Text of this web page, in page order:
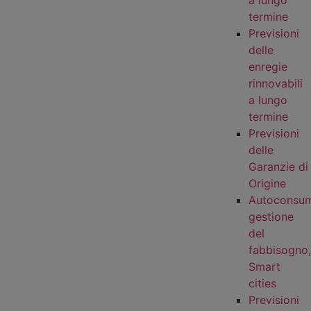
termine
Previsioni
delle
enregie
rinnovabili
a lungo
termine
Previsioni
delle
Garanzie di
Origine
gestione
del
fabbisogno,
Smart
cities
Previsioni